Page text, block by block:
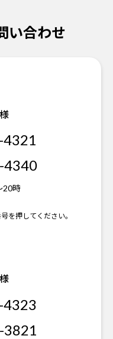
い合わせ
4340
20時
を押してください。